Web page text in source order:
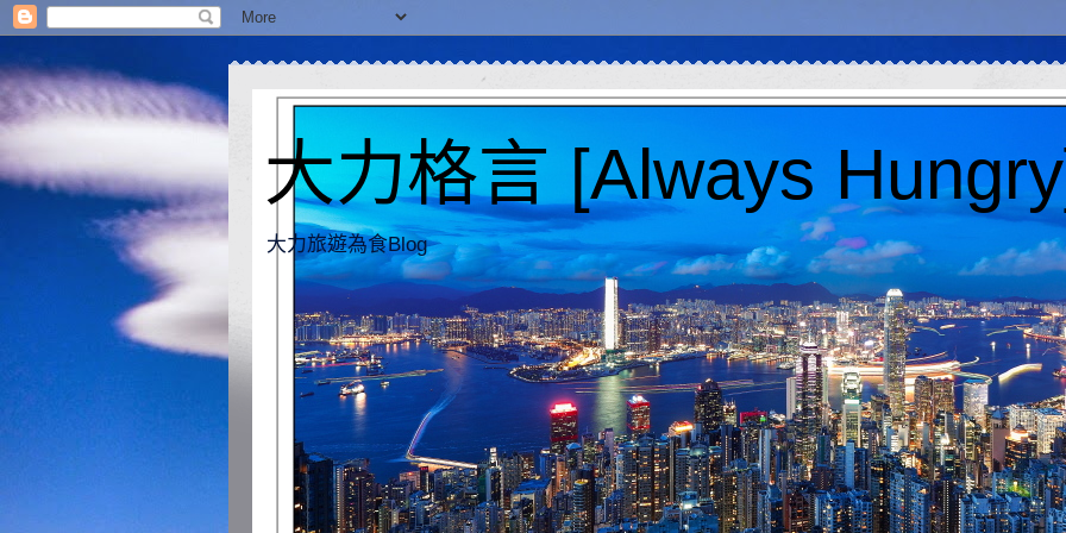
大力格言 [Always
大力旅遊為食Blog